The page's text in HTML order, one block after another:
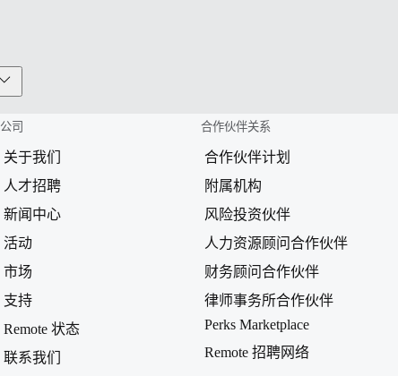
公司
关于我们
人才招聘
新闻中心
活动
市场
支持
Remote 状态
联系我们
合作伙伴关系
合作伙伴计划
附属机构
风险投资伙伴
人力资源顾问合作伙伴
财务顾问合作伙伴
律师事务所合作伙伴
Perks Marketplace
Remote 招聘网络